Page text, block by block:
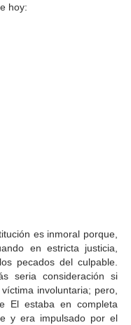
hoy:
es inmoral porque,
en estricta justicia,
pecados del culpable.
seria consideración si
involuntaria; pero,
El estaba en completa
y era impulsado por el